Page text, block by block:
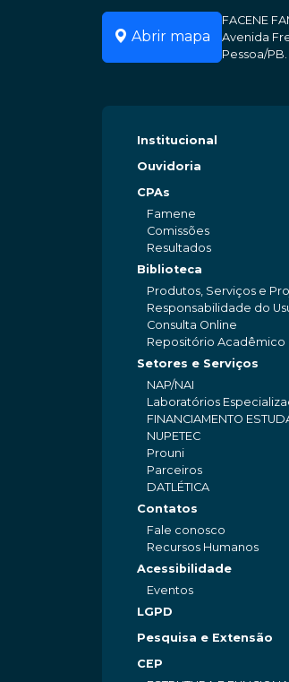
Abrir mapa
FACENE
Avenida
Pessoa/
Institucional
Ouvidoria
CPAs
Famene
Comissões
Resultados
Biblioteca
Produtos, Serviços e
Responsabilidade do
Consulta Online
Repositório Acadêmico
Setores e Serviços
NAP/NAI
Laboratórios
FINANCIAMENTO
NUPETEC
Prouni
Parceiros
DATLÉTICA
Contatos
Fale conosco
Recursos Humanos
Acessibilidade
Eventos
LGPD
Pesquisa e Extensão
CEP